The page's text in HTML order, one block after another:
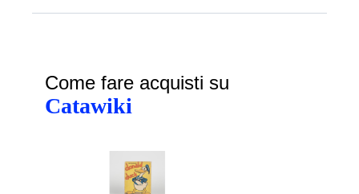
Come fare acquisti su
Catawiki